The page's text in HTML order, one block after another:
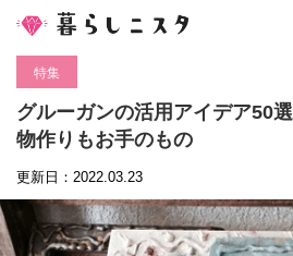
特集
グルーガンの活用アイデア50
物作りもお手のもの
更新日：2022.03.23